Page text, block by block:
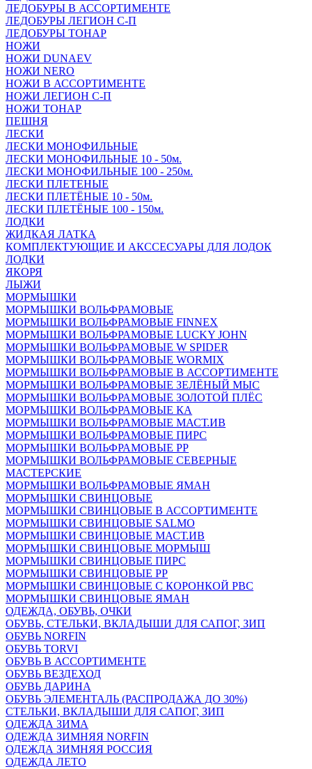
ЛЕДОБУРЫ В АССОРТИМЕНТЕ
ЛЕДОБУРЫ ЛЕГИОН С-П
ЛЕДОБУРЫ ТОНАР
НОЖИ
НОЖИ DUNAEV
НОЖИ NERO
НОЖИ В АССОРТИМЕНТЕ
НОЖИ ЛЕГИОН С-П
НОЖИ ТОНАР
ПЕШНЯ
ЛЕСКИ
ЛЕСКИ МОНОФИЛЬНЫЕ
ЛЕСКИ МОНОФИЛЬНЫЕ 10 - 50м.
ЛЕСКИ МОНОФИЛЬНЫЕ 100 - 250м.
ЛЕСКИ ПЛЕТЕНЫЕ
ЛЕСКИ ПЛЕТЁНЫЕ 10 - 50м.
ЛЕСКИ ПЛЕТЁНЫЕ 100 - 150м.
ЛОДКИ
ЖИДКАЯ ЛАТКА
КОМПЛЕКТУЮЩИЕ И АКССЕСУАРЫ ДЛЯ ЛОДОК
ЛОДКИ
ЯКОРЯ
ЛЫЖИ
МОРМЫШКИ
МОРМЫШКИ ВОЛЬФРАМОВЫЕ
МОРМЫШКИ ВОЛЬФРАМОВЫЕ FINNEX
МОРМЫШКИ ВОЛЬФРАМОВЫЕ LUCKY JOHN
МОРМЫШКИ ВОЛЬФРАМОВЫЕ W SPIDER
МОРМЫШКИ ВОЛЬФРАМОВЫЕ WORMIX
МОРМЫШКИ ВОЛЬФРАМОВЫЕ В АССОРТИМЕНТЕ
МОРМЫШКИ ВОЛЬФРАМОВЫЕ ЗЕЛЁНЫЙ МЫС
МОРМЫШКИ ВОЛЬФРАМОВЫЕ ЗОЛОТОЙ ПЛЁС
МОРМЫШКИ ВОЛЬФРАМОВЫЕ КА
МОРМЫШКИ ВОЛЬФРАМОВЫЕ МАСТ.ИВ
МОРМЫШКИ ВОЛЬФРАМОВЫЕ ПИРС
МОРМЫШКИ ВОЛЬФРАМОВЫЕ РР
МОРМЫШКИ ВОЛЬФРАМОВЫЕ СЕВЕРНЫЕ
МАСТЕРСКИЕ
МОРМЫШКИ ВОЛЬФРАМОВЫЕ ЯМАН
МОРМЫШКИ СВИНЦОВЫЕ
МОРМЫШКИ СВИНЦОВЫЕ В АССОРТИМЕНТЕ
МОРМЫШКИ СВИНЦОВЫЕ SALMO
МОРМЫШКИ СВИНЦОВЫЕ МАСТ.ИВ
МОРМЫШКИ СВИНЦОВЫЕ МОРМЫШ
МОРМЫШКИ СВИНЦОВЫЕ ПИРС
МОРМЫШКИ СВИНЦОВЫЕ РР
МОРМЫШКИ СВИНЦОВЫЕ С КОРОНКОЙ РВС
МОРМЫШКИ СВИНЦОВЫЕ ЯМАН
ОДЕЖДА, ОБУВЬ, ОЧКИ
ОБУВЬ, СТЕЛЬКИ, ВКЛАДЫШИ ДЛЯ САПОГ, ЗИП
ОБУВЬ NORFIN
ОБУВЬ TORVI
ОБУВЬ В АССОРТИМЕНТЕ
ОБУВЬ ВЕЗДЕХОД
ОБУВЬ ДАРИНА
ОБУВЬ ЭЛЕМЕНТАЛЬ (РАСПРОДАЖА ДО 30%)
СТЕЛЬКИ, ВКЛАДЫШИ ДЛЯ САПОГ, ЗИП
ОДЕЖДА ЗИМА
ОДЕЖДА ЗИМНЯЯ NORFIN
ОДЕЖДА ЗИМНЯЯ РОССИЯ
ОДЕЖДА ЛЕТО